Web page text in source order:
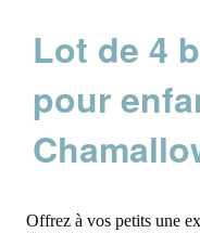
Lot de 4
pour
Offrez à vos petits une